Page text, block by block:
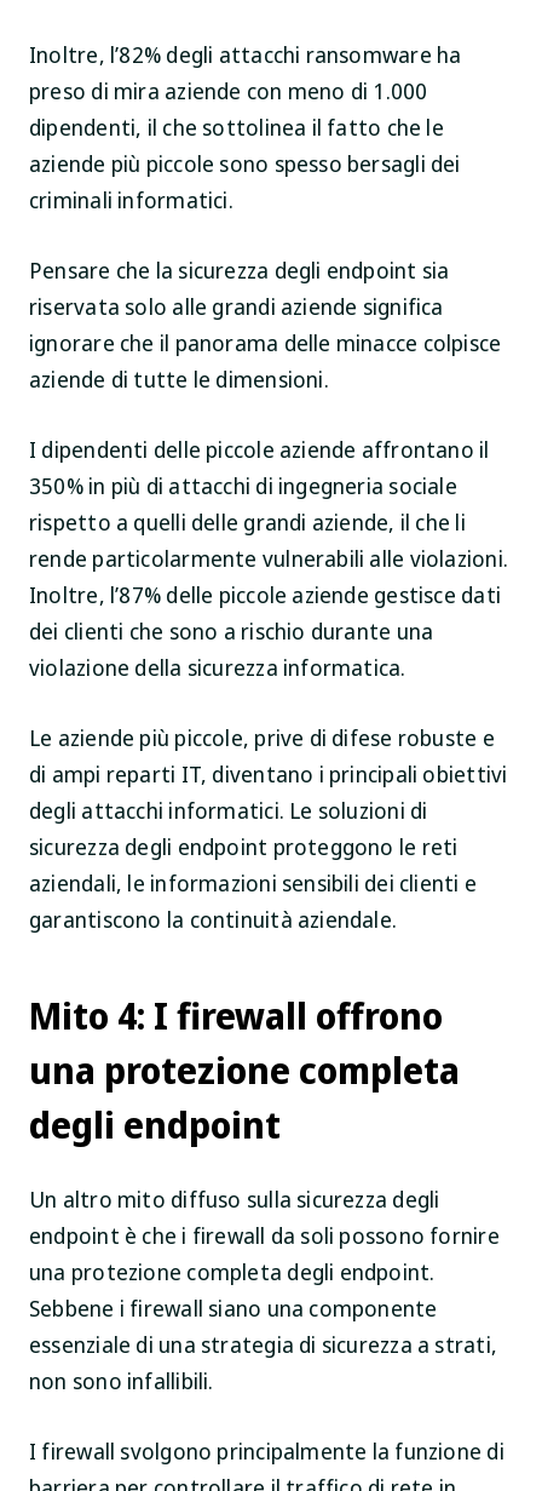
Inoltre, l’82% degli attacchi ransomware ha
preso di mira aziende con meno di 1.000
dipendenti, il che sottolinea il fatto che le
aziende più piccole sono spesso bersagli dei
criminali informatici.
Pensare che la sicurezza degli endpoint sia
riservata solo alle grandi aziende significa
ignorare che il panorama delle minacce colpisce
aziende di tutte le dimensioni.
I dipendenti delle piccole aziende affrontano il
350% in più di attacchi di ingegneria sociale
rispetto a quelli delle grandi aziende, il che li
rende particolarmente vulnerabili alle violazioni.
Inoltre, l’87% delle piccole aziende gestisce dati
dei clienti che sono a rischio durante una
violazione della sicurezza informatica.
Le aziende più piccole, prive di difese robuste e
di ampi reparti IT, diventano i principali obiettivi
degli attacchi informatici. Le soluzioni di
sicurezza degli endpoint proteggono le reti
aziendali, le informazioni sensibili dei clienti e
garantiscono la continuità aziendale.
Mito 4: I firewall offrono
una protezione completa
degli endpoint
Un altro mito diffuso sulla sicurezza degli
endpoint è che i firewall da soli possono fornire
una protezione completa degli endpoint.
Sebbene i firewall siano una componente
essenziale di una strategia di sicurezza a strati,
non sono infallibili.
I firewall svolgono principalmente la funzione di